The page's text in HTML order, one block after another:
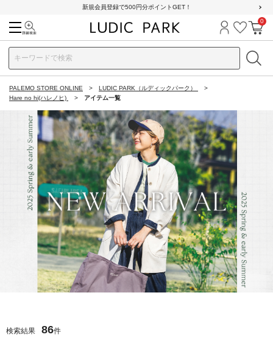
新規会員登録で500円分ポイントGET！
ログイン
お気に
カ
0
PALEMO STORE ONLINE
LUDIC PARK（ルディックパーク）
Hare no hi(ハレノヒ)
アイテム一覧
検索結果 86件